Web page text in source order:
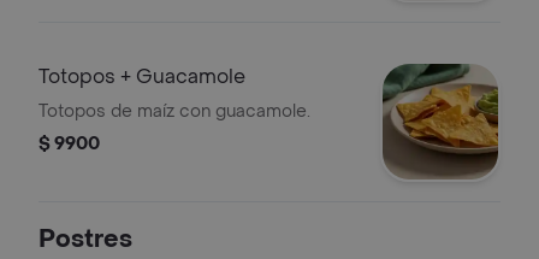
Totopos + Guacamole
Totopos de maíz con guacamole.
$ 9900
Postres